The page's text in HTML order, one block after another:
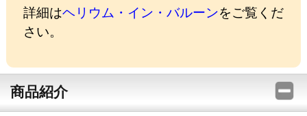
詳細はヘリウム・イン・バルーンをご覧くだ
さい。
商品紹介